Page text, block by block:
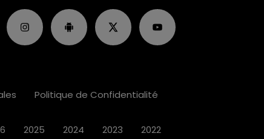
Politique de Confidentialité
2025 2024 2023 2022